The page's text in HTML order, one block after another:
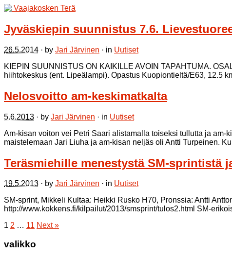
Jyväskiepin suunnistus 7.6.
26.5.2014 · by Jari Järvinen · in Uutiset
KIEPIN SUUNNISTUS ON KAIKILLE AVOIN TAPAHTUMA.
hiihtokeskus (ent. Lipeälampi). Opastus Kuopiontieltä/E63, 12.5
Nelosvoitto am-keskimatkalta
5.6.2013 · by Jari Järvinen · in Uutiset
Am-kisan voiton vei Petri Saari alistamalla toiseksi tullutta ja
maistelemaan Jari Liuha ja am-kisan neljäs oli Antti Turpeinen.
Teräsmiehille menestystä SM-sprintistä
19.5.2013 · by Jari Järvinen · in Uutiset
SM-sprint, Mikkeli Kultaa: Heikki Rusko H70, Pronssia: Antti
http://www.kokkens.fi/kilpailut/2013/smsprint/tulos2.html SM-
1 2 … 11 Next »
valikko